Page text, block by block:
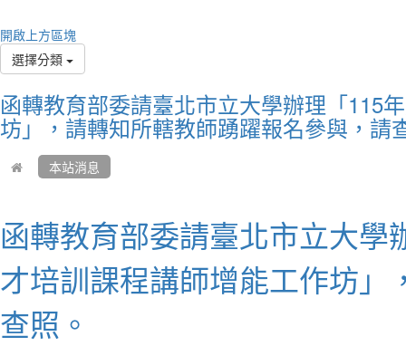
開啟上方區塊
選擇分類
函轉教育部委請臺北市立大學辦理「115
坊」，請轉知所轄教師踴躍報名參與，
本站消息
函轉教育部委請臺北市立大
才培訓課程講師增能工作坊
查照。